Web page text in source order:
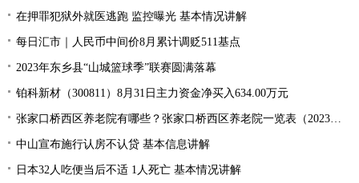
在押罪犯狱外就医逃跑 监控曝光 基本情况讲解
每日汇市｜人民币中间价8月累计调贬511基点
2023年东乡县“山城篮球季”联赛圆满落幕
铂科新材（300811）8月31日主力资金净买入634.00万元
张家口桥西区养老院有哪些？张家口桥西区养老院一览表（2023年）
中山宣布施行认房不认贷 基本信息讲解
日本32人吃便当后不适 1人死亡 基本情况讲解